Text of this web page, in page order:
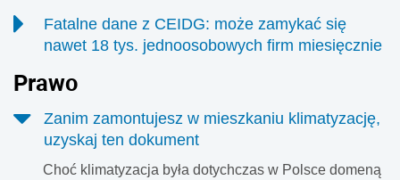
Fatalne dane z CEIDG: może zamykać się
nawet 18 tys. jednoosobowych firm miesięcznie
Fatalne dane z CEIDG: w 2026 roku może zamykać się
nawet 18 tys. jednoosobowych firm miesięcznie. Ile JDG
zostało zawieszonych w pierwszej połowie roku? Jakie są
przyczyny rosnącej liczby wniosków o zamknięcie
Prawo
Zanim zamontujesz w mieszkaniu klimatyzację,
uzyskaj ten dokument
Choć klimatyzacja była dotychczas w Polsce domeną